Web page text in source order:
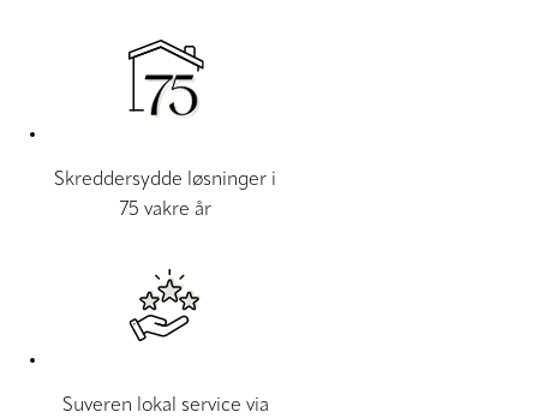
Skreddersydde løsninger i
75 vakre år
Suveren lokal service via